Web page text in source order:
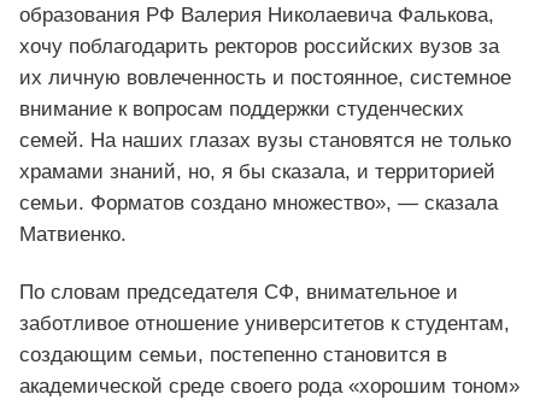
образования РФ Валерия Николаевича Фалькова,
хочу поблагодарить ректоров российских вузов за
их личную вовлеченность и постоянное, системное
внимание к вопросам поддержки студенческих
семей. На наших глазах вузы становятся не только
храмами знаний, но, я бы сказала, и территорией
семьи. Форматов создано множество», — сказала
Матвиенко.
По словам председателя СФ, внимательное и
заботливое отношение университетов к студентам,
создающим семьи, постепенно становится в
академической среде своего рода «хорошим тоном»